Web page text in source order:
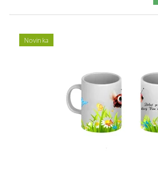
Novinka